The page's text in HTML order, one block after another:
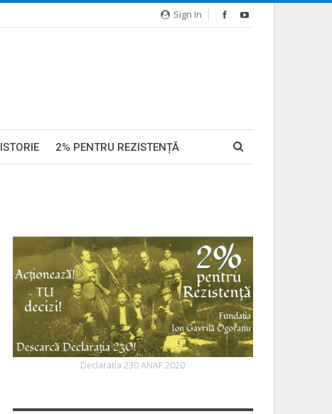
Sign In
ISTORIE 2% PENTRU REZISTENȚĂ
Declaratia 230 ANAF 2020